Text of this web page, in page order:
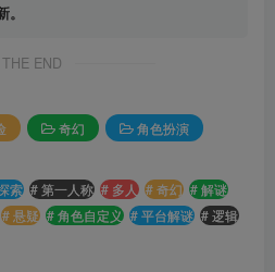
THE END
奇幻
角色扮演
索 # 第一人称 # 多人 # 奇幻 # 解谜
# 悬疑 # 角色自定义 # 平台解谜 # 逻辑